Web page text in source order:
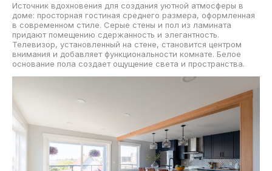
Источник вдохновения для создания уютной атмосферы в
доме: просторная гостиная среднего размера, оформленная
в современном стиле. Серые стены и пол из ламината
придают помещению сдержанность и элегантность.
Телевизор, установленный на стене, становится центром
внимания и добавляет функциональности комнате. Белое
основание пола создает ощущение света и пространства.